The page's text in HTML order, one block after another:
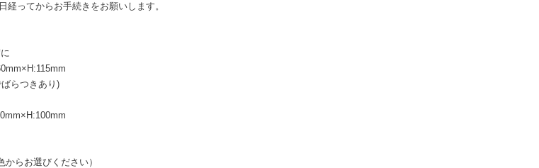
ってからお手続きをお願いします。
らつきあり)
らお選びください）